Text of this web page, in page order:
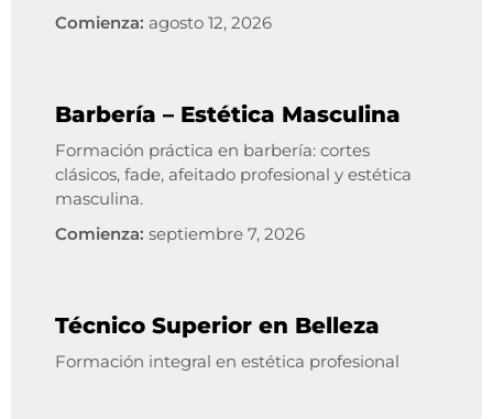
Comienza: agosto 12, 2026
Barbería – Estética Masculina
Formación práctica en barbería: cortes
clásicos, fade, afeitado profesional y estética
masculina.
Comienza: septiembre 7, 2026
Técnico Superior en Belleza
Formación integral en estética profesional